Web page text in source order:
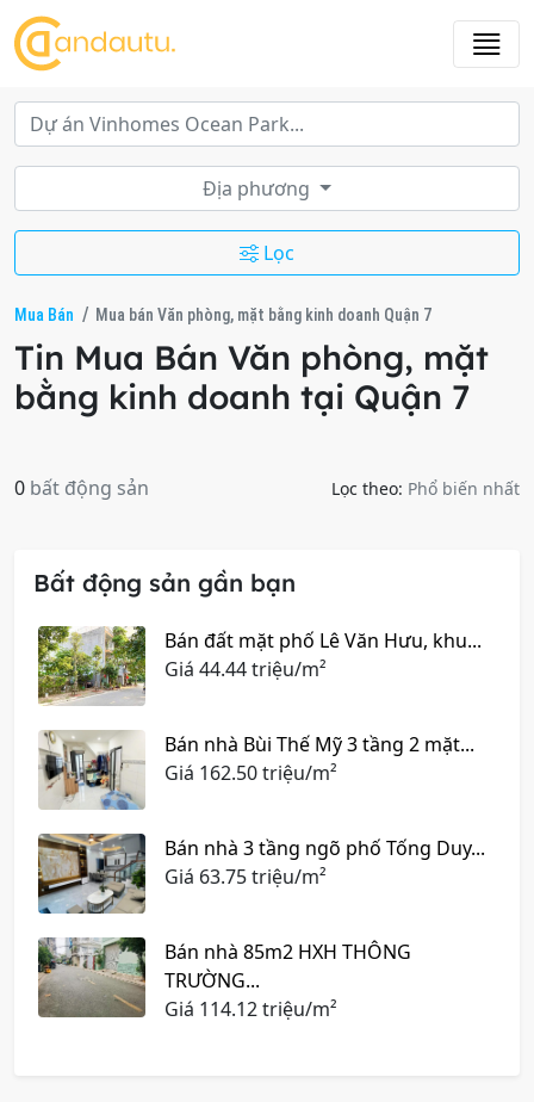
Địa phương
Lọc
Mua Bán Mua bán Văn phòng, mặt bằng kinh doanh Quận 7
Tin Mua Bán Văn phòng, mặt
bằng kinh doanh tại Quận 7
0 bất động sản Lọc theo: Phổ biến nhất
Bất động sản gần bạn
Bán đất mặt phố Lê Văn Hưu, khu...
Giá 44.44 triệu/m²
Bán nhà Bùi Thế Mỹ 3 tầng 2 mặt...
Giá 162.50 triệu/m²
Bán nhà 3 tầng ngõ phố Tống Duy...
Giá 63.75 triệu/m²
Bán nhà 85m2 HXH THÔNG
TRƯỜNG...
Giá 114.12 triệu/m²